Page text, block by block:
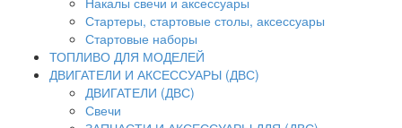
Стартеры, стартовые столы, аксессуары
Стартовые наборы
ТОПЛИВО ДЛЯ МОДЕЛЕЙ
ДВИГАТЕЛИ И АКСЕССУАРЫ (ДВС)
ДВИГАТЕЛИ (ДВС)
Свечи